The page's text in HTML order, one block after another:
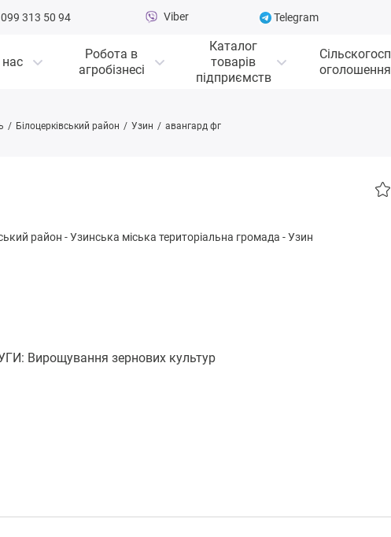
099 313 50 94 Viber Telegram
Робота в
агробізнесі
Каталог
товарів
підприємств
Сільскогосп
оголошення
Білоцерківський район Узин авангард фг
район -Узинськa міська територіальна громада -Узин
Вирощування зернових культур